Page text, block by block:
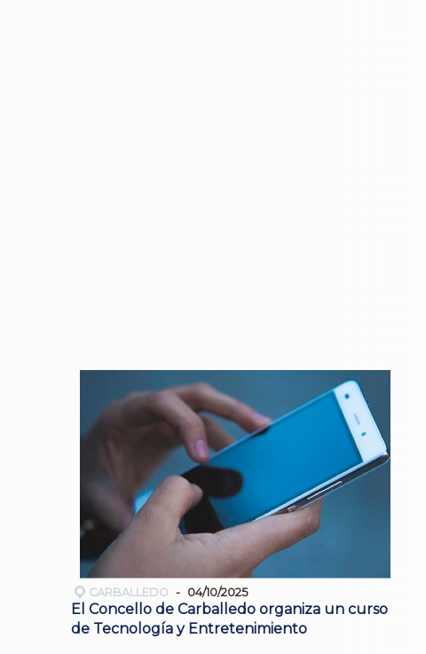
CARBALLEDO 04/10/2025
El Concello de Carballedo organiza un curso
de Tecnología y Entretenimiento